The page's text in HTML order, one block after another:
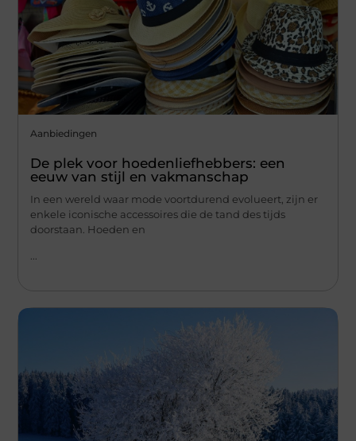
Aanbiedingen
De plek voor hoedenliefhebbers: een
eeuw van stijl en vakmanschap
In een wereld waar mode voortdurend evolueert, zijn er
enkele iconische accessoires die de tand des tijds
doorstaan. Hoeden en